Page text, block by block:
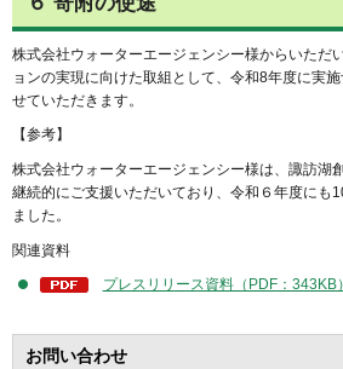
株式会社ウォーターエージェンシー様からいただ
ョンの実現に向けた取組として、令和8年度に実
せていただきます。
【参考】
株式会社ウォーターエージェンシー様は、諏訪湖
継続的にご支援いただいており、令和６年度にも
ました。
関連資料
プレスリリース資料（PDF：343KB）
お問い合わせ